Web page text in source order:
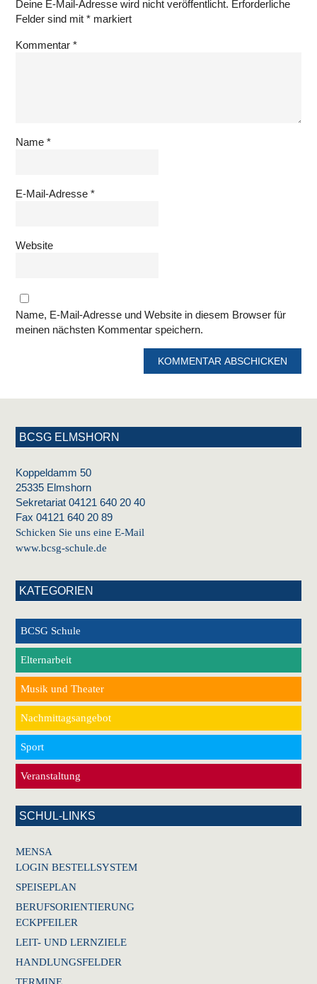
Deine E-Mail-Adresse wird nicht veröffentlicht. Erforderliche
Felder sind mit* markiert
Kommentar*
Name*
E-Mail-Adresse*
Website
Name, E-Mail-Adresse und Website in diesem Browser für
meinen nächsten Kommentar speichern.
BCSG ELMSHORN
Koppeldamm 50
25335 Elmshorn
Sekretariat 04121 640 20 40
Fax 04121 640 20 89
Schicken Sie uns eine E-Mail
www.bcsg-schule.de
KATEGORIEN
BCSG Schule
Elternarbeit
Musik und Theater
Nachmittagsangebot
Sport
Veranstaltung
SCHUL-LINKS
MENSA
LOGIN BESTELLSYSTEM
SPEISEPLAN
BERUFSORIENTIERUNG
ECKPFEILER
LEIT- UND LERNZIELE
HANDLUNGSFELDER